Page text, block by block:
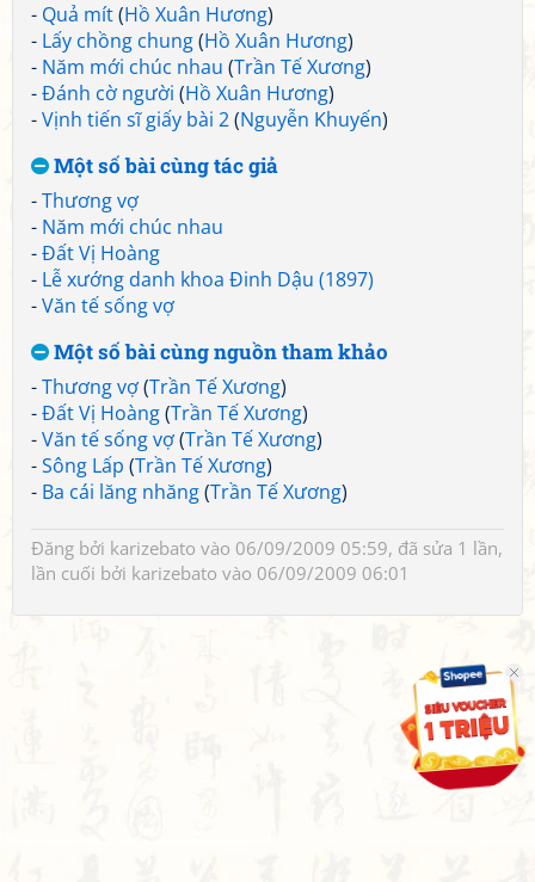
- Quả mít(Hồ Xuân Hương)
- Lấy chồng chung(Hồ Xuân Hương)
- Năm mới chúc nhau (Trần Tế Xương)
-Đánh cờ người (Hồ Xuân Hương)
-Vịnh tiến sĩ giấy bài 2(Nguyễn Khuyến)
Một số bài cùng tác giả
-Thương vợ
- Năm mới chúc nhau
-Đất Vị Hoàng
- Lễ xướng danh khoa Đinh Dậu (1897)
-Văn tế sống vợ
Một số bài cùng nguồn tham khảo
-Thương vợ(Trần Tế Xương)
-Đất Vị Hoàng(Trần Tế Xương)
-Văn tế sống vợ(Trần Tế Xương)
-Sông Lấp (Trần Tế Xương)
- Ba cái lăng nhăng(Trần Tế Xương)
Đăng bởi karizebato vào 06/09/2009 05:59, đã sửa 1 lần,
lần cuối bởi karizebato vào 06/09/2009 06:01